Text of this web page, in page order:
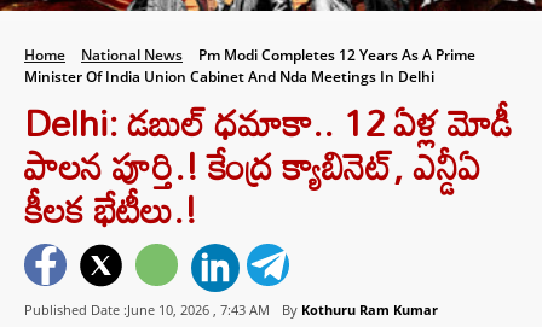
Home National News
Pm Modi Completes 12 Years As A Prime
Minister Of India Union Cabinet And Nda Meetings In Delhi
Delhi: డబుల్ ధమాకా.. 12 ఏళ్ల మోడీ
పాలన పూర్తి.! కేంద్ర క్యాబినెట్, ఎన్డీఏ
కీలక భేటీలు.!
Published Date :June 10, 2026 , 7:43 AM By Kothuru Ram Kumar